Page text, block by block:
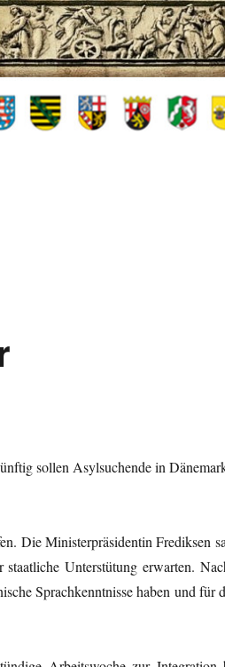
sollen Asylsuchende in
Die Ministerpräsidentin Frediksen
Unterstütung erwarten.
Sprachkenntnisse haben und für